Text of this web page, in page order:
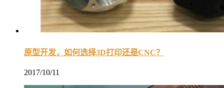
原型开发，如何选择3D打印还是CNC？
2017/10/11